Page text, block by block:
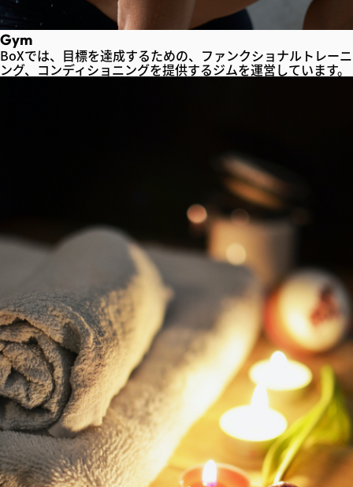
Gym
BoXでは、目標を達成するための、ファンクショナルトレーニ
ング、コンディショニングを提供するジムを運営しています。